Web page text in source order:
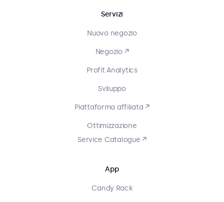
Servizi
Nuovo negozio
Negozio ↗
Profit Analytics
Sviluppo
Piattaforma affiliata ↗
Ottimizzazione
Service Catalogue ↗
App
Candy Rack